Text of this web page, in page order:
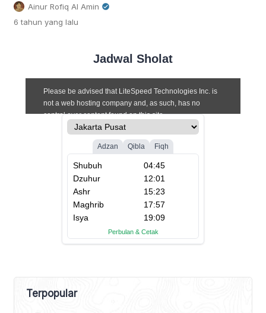
sekarang masih berdiri adalah tempat
dimana jin "dilokalisir" agar bertempat
Ainur Rofiq Al Amin
6 tahun yang lalu
Jadwal Sholat
Terpopular